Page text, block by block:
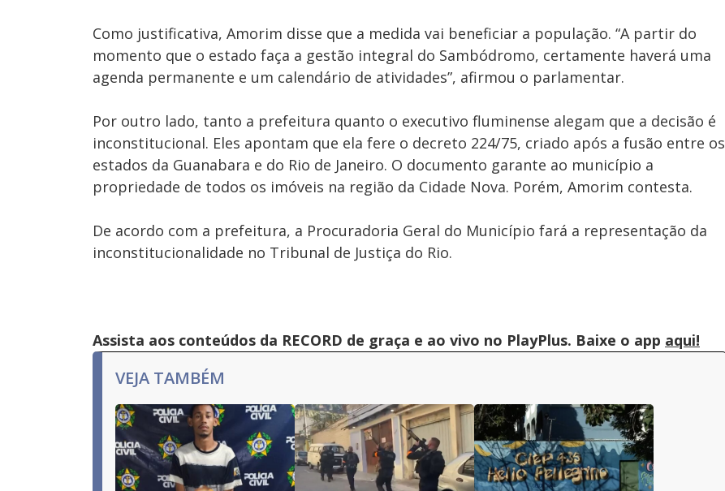
Como justificativa, Amorim disse que a medida vai beneficiar a população. “A partir do
momento que o estado faça a gestão integral do Sambódromo, certamente haverá uma
agenda permanente e um calendário de atividades”, afirmou o parlamentar.
Por outro lado, tanto a prefeitura quanto o executivo fluminense alegam que a decisão é
inconstitucional. Eles apontam que ela fere o decreto 224/75, criado após a fusão entre os
estados da Guanabara e do Rio de Janeiro. O documento garante ao município a
propriedade de todos os imóveis na região da Cidade Nova. Porém, Amorim contesta.
De acordo com a prefeitura, a Procuradoria Geral do Município fará a representação da
inconstitucionalidade no Tribunal de Justiça do Rio.
Assista aos conteúdos da RECORD de graça e ao vivo no PlayPlus. Baixe o app aqui!
VEJA TAMBÉM